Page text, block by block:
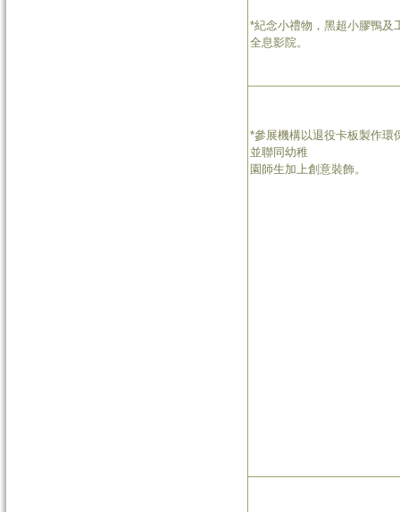
*紀念小禮物，黑超小膠鴨及
全息影院。
*參展機構以退役卡板製作環
並聯同幼稚
園師生加上創意裝飾。